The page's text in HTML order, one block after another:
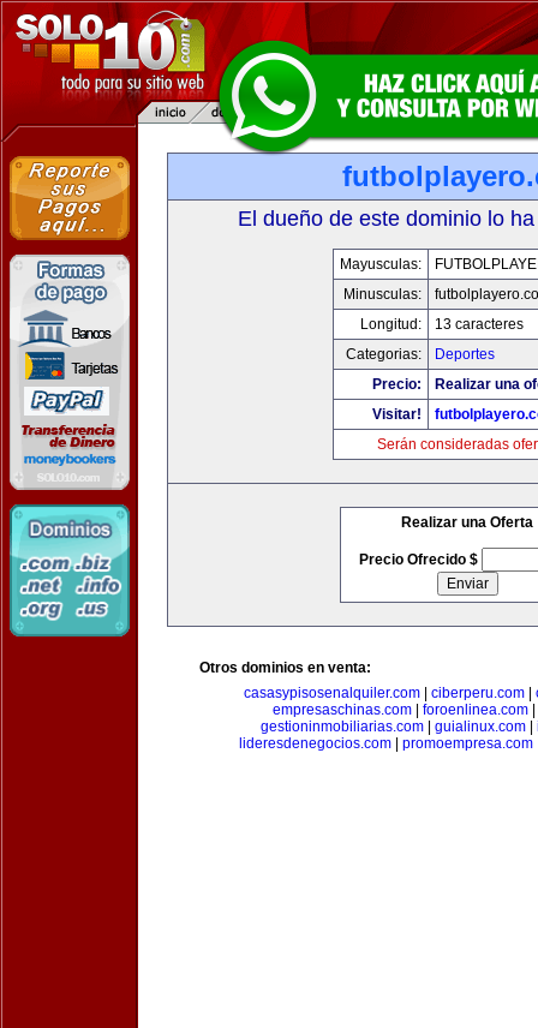
El dueño de este dominio lo
Mayusculas:
Minusculas:
Longitud:
13 caracteres
Categorias:
Deportes
Precio:
Realizar una
Visitar!
Serán consideradas
Realizar una Oferta
Precio Ofrecido $
Otros dominios en venta:
casasypisosenalquiler.com
ciberperu.com
empresaschinas.com| foroenlinea.com|
gestioninmobiliarias.com| guialinux.com|
lideresdenegocios.com
promoempresa.com